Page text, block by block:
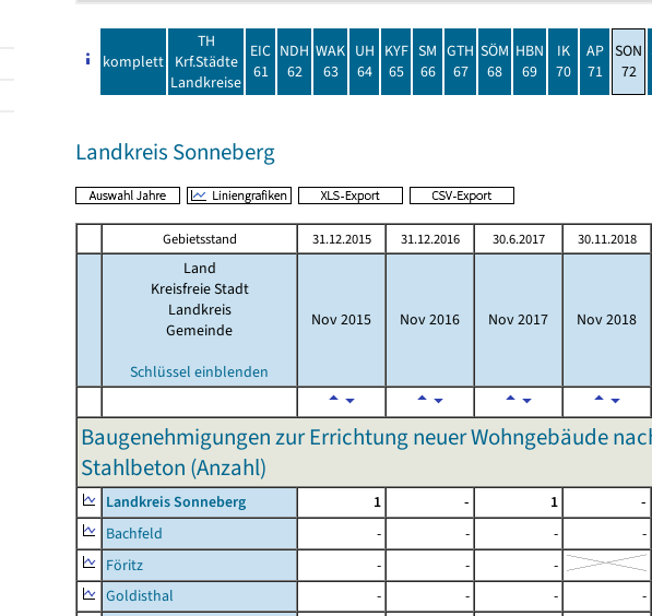
komplett
TH
Krf.Städte
Landkreise
EIC
61
NDH
62
WAK
63
UH
64
KYF
65
SM
66
GTH
67
SÖM
68
HBN
69
IK
70
AP
71
SON
72
Landkreis Sonneberg
Gebietsstand 31.12.2015 31.12.2016 30.6.2017 30.11.2018
Land
Kreisfreie Stadt
Landkreis
Gemeinde
Schlüssel einblenden
Nov 2015 Nov 2016 Nov 2017 Nov 2018
Baugenehmigungen zur Errichtung neuer Wohngebäude
Stahlbeton (Anzahl)
Landkreis Sonneberg 1 - 1 -
Bachfeld
- - - -
Föritz
- -
-
Goldisthal
- - - -